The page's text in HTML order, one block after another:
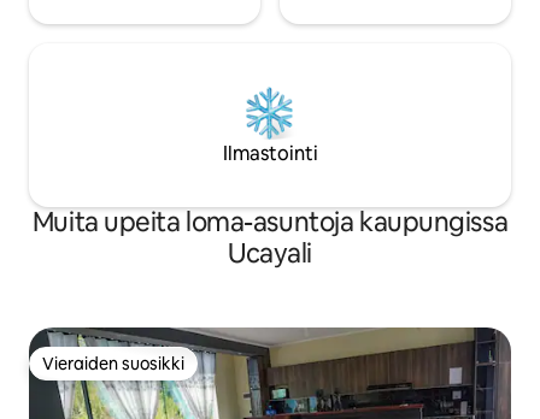
Ilmastointi
Muita upeita loma-asuntoja kaupungissa
Ucayali
Vieraiden suosikki
Vieraiden suosikki